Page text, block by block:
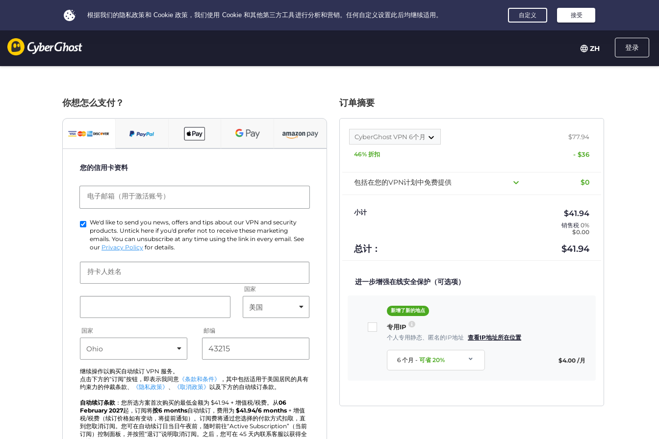
登录
ZH
你想怎么支付？
您的信用卡资料
电子邮箱（用于激活账号）
We'd like to send you news, offers and tips about our VPN and security
products. Untick here if you'd prefer not to receive these marketing
emails. You can unsubscribe at any time using the link in every email. See
our Privacy Policy for details.
持卡人姓名
国家
国家 邮编
继续操作以购买自动续订 VPN 服务。
点击下方的“订阅”按钮，即表示我同意 《条款和条件》
，其中包括适用于美国居民的具有
约束力的仲裁条款、
《隐私政策》 、 《取消政策》 以及下方的自动续订条款。
自动续订条款 ：您所选方案首次购买的最低金额为 $41.94 + 增值税/税费。从06
February 2027起，订阅将按6 months自动续订，费用为 $41.94/6 months + 增值
税/税费（续订价格如有变动，将提前通知）。订阅费将通过您选择的付款方式扣取，直
到您取消订阅。您可在自动续订日当日午夜前，随时前往“Active Subscription”（当前
订阅）控制面板，并按照“退订”说明取消订阅。之后，您可在 45 天内联系客服以获得全
订单摘要
CyberGhost VPN 6个月 $77.94
46% 折扣 - $36
包括在您的VPN计划中免费提供 $0
小计 $41.94
销售税 0%
$0.00
总计： $41.94
进一步增强在线安全保护（可选项）
新增了新的地点
专用IP
个人专用静态、匿名的IP地址 查看IP地址所在位置
6 个月-可省20% $4.00 /月